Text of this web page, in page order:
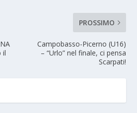
il
PROSSIMO
Campobasso-Picerno (U16)
– “Urlo” nel finale, ci pensa
Scarpati!